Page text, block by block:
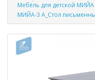
Мебель для детской МИЙА
МИЙА-3 А_Стол